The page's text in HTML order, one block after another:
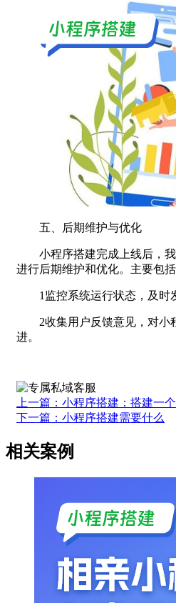
五、后期维护与优化
小程序搭建完成上线后，我
进行后期维护和优化。主要包
1监控系统运行状态，及时发
2收集用户反馈意见，对小
进。
上一篇：小程序搭建：搭建一
下一篇：小程序搭建需要什么
相关案例